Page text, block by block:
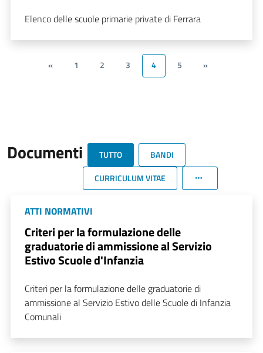
Elenco delle scuole primarie private di Ferrara
« 1 2 3 4 5 »
Documenti TUTTO
BANDI
CURRICULUM VITAE
ATTI NORMATIVI
Criteri per la formulazione delle
graduatorie di ammissione al Servizio
Estivo Scuole d'Infanzia
Criteri per la formulazione delle graduatorie di
ammissione al Servizio Estivo delle Scuole di Infanzia
Comunali